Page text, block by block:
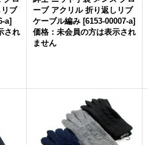
ブ
a]
され
ーブ アクリル 折り返しリブ
ケーブル編み [6153-00007-a]
価格：未会員の方は表示され
ません